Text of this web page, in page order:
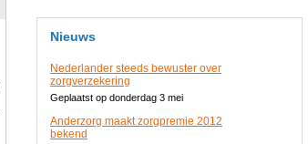
Nieuws
Nederlander steeds bewuster over
zorgverzekering
Geplaatst op donderdag 3 mei
Anderzorg maakt zorgpremie 2012
bekend